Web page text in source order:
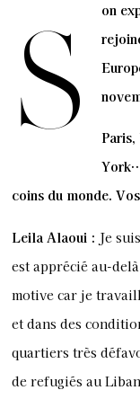
S
on
coins du monde.
Leila Alaoui : Je
est apprécié au-
motive car je
et dans des
quartiers très
de refugiés au